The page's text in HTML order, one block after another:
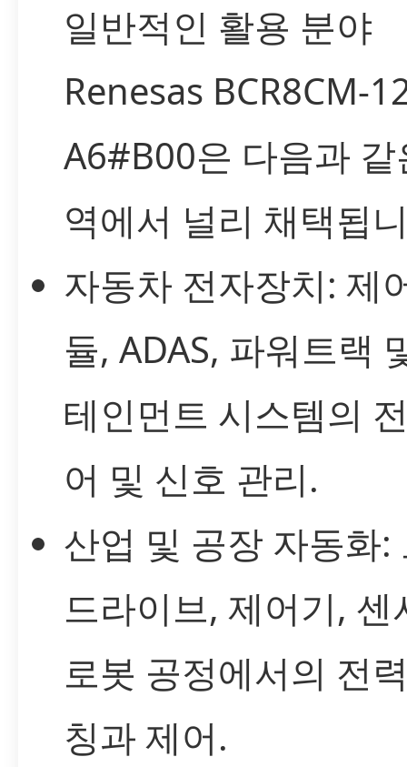
일반적인 활용 분야
Renesas BCR8CM-
A6#B00은 다음과 같
역에서 널리 채택됩
자동차 전자장치: 제
듈, ADAS, 파워트랙
테인먼트 시스템의
어 및 신호 관리.
산업 및 공장 자동화:
드라이브, 제어기, 센
로봇 공정에서의 전
칭과 제어.